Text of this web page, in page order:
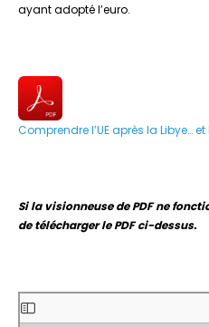
ayant adopté l’euro.
Comprendre l’UE après la Libye…
Si la visionneuse de PDF ne
de télécharger le PDF ci-dessus.
Aller
au